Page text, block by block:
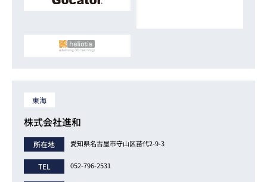
東海
株式会社進和
所在地 愛知県名古屋市守山区苗代2-9-3
TEL 052-796-2531